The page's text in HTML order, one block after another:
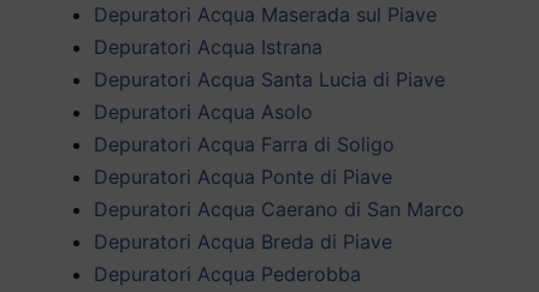
Depuratori Acqua Maserada sul Piave
Depuratori Acqua Istrana
Depuratori Acqua Santa Lucia di Piave
Depuratori Acqua Asolo
Depuratori Acqua Farra di Soligo
Depuratori Acqua Ponte di Piave
Depuratori Acqua Caerano di San Marco
Depuratori Acqua Breda di Piave
Depuratori Acqua Pederobba